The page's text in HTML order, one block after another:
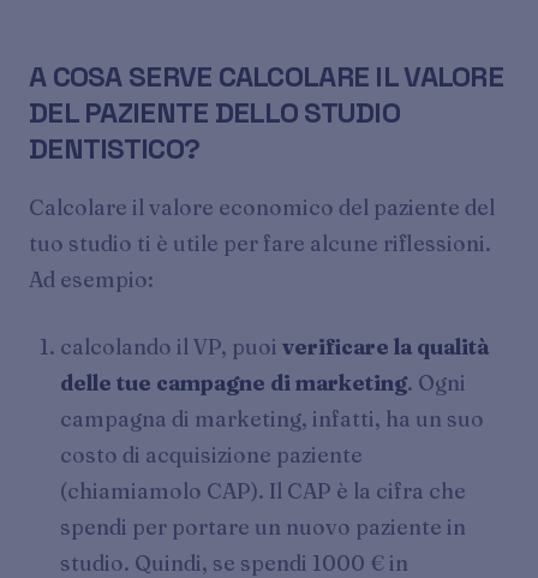
A COSA SERVE CALCOLARE IL VALORE
DEL PAZIENTE DELLO STUDIO
DENTISTICO?
Calcolare il valore economico del paziente del
tuo studio ti è utile per fare alcune riflessioni.
Ad esempio:
calcolando il VP, puoiverificare la qualità
delle tue campagne di marketing. Ogni
campagna di marketing, infatti, ha un suo
costo di acquisizione paziente
(chiamiamolo CAP). Il CAP è la cifra che
spendi per portare un nuovo paziente in
studio. Quindi, se spendi 1000 € in